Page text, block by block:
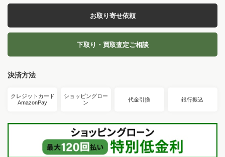
お取り寄せ依頼
下取り・買取査定ご相談
決済方法
クレジットカード
AmazonPay
ショッピングロー
ン
代金引換 銀行振込